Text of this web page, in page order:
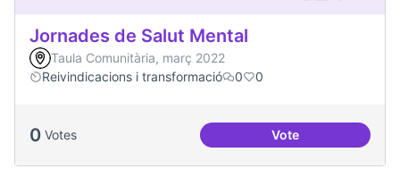
Jornades de Salut Mental
Taula Comunitària, març 2022
Reivindicacions i transformació
0 0
0 Votes VoteJornades de Salut